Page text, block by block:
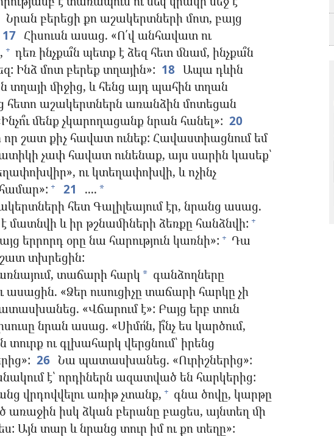
Նրան բերեցի քո աշակերտների մոտ, բայց
17 Հիսուսն ասաց. «Ո՛վ անհավատ ու
+ դեռ ինչքա՞ն պետք է ձեզ հետ մնամ, ինչքա՞ն
Ինձ մոտ բերեք տղային»: 18 Ապա դևին
տղայի միջից, և հենց այդ պահին տղան
հետո աշակերտներն առանձին մոտեցան
մենք չկարողացանք նրան հանել»: 20
որ շատ քիչ հավատ ունեք: Հավաստիացնում եմ
չափ հավատ ունենաք, այս սարին կասեք՝
ու կտեղափոխվի, և ոչինչ
+ 21 .... *
հետ Գալիլեայում էր, նրանց ասաց.
մատնվի և իր թշնամիների ձեռքը հանձնվի: +
երրորդ օրը նա հարություն կառնի»: + Դա
շատ տխրեցին:
տաճարի հարկ * գանձողները
«Ձեր ուսուցիչը տաճարի հարկը չի
«Վճարում է»: Բայց երբ տուն
նրան ասաց. «Սիմո՛ն, ի՞նչ ես կարծում,
տուրք ու գլխահարկ վերցնում՝ իրենց
26 Նա պատասխանեց. «Ուրիշներից»:
է՝ որդիներն ազատված են հարկերից:
վրդովվելու առիթ չտանք, + գնա ծովը, կարթը
առաջին իսկ ձկան բերանը բացես, այնտեղ մի
Այն տար և նրանց տուր իմ ու քո տեղը»: